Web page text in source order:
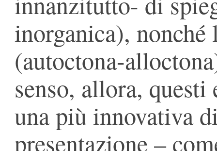
inorganica), nonché
(autoctona-
senso, allora,
una più innovativa
presentazione –